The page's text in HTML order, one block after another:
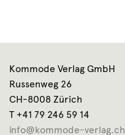
Kommode Verlag GmbH
Russenweg 26
CH-8008 Zürich
T +41 79 246 59 14
info@kommode-verlag.ch